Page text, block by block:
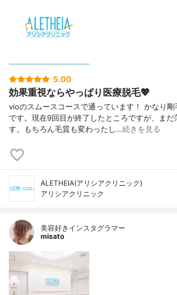
5.00
効果重視ならやっぱり医療脱毛💖
vioのスムースコースで通っています！ かなり
です。現在9回目が終了したところですが、まだ
す。もちろん毛質も変わったし…続きを見る
ALETHEIA(アリシアクリニック)
アリシアクリニック
美容好きインスタグラマー
misato